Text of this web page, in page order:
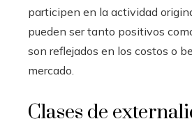
participen en la actividad
pueden ser tanto positivos
son reflejados en los costos o
mercado.
Clases de